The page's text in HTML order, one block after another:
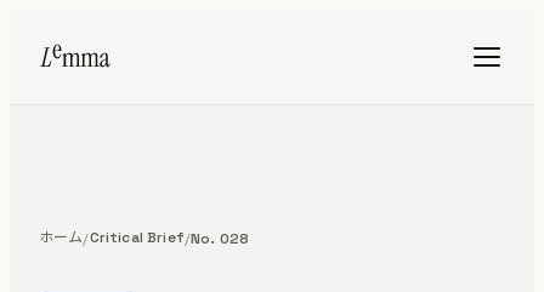
ホーム/Critical Brief/No. 028